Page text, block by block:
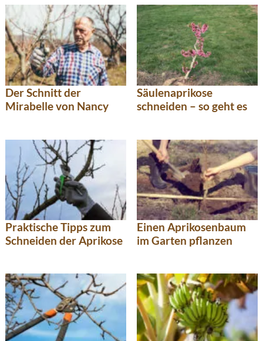
Der Schnitt der
Mirabelle von Nancy
Säulenaprikose
schneiden – so geht es
Praktische Tipps zum
Schneiden der Aprikose
Einen Aprikosenbaum
im Garten pflanzen